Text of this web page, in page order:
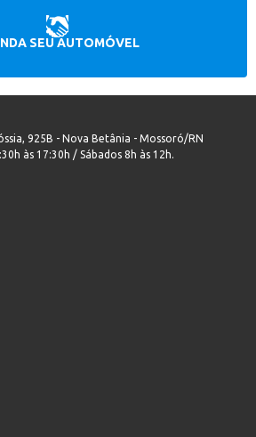
SEU AUTOMÓVEL
925B - Nova Betânia - Mossoró/RN
às 17:30h / Sábados 8h às 12h.